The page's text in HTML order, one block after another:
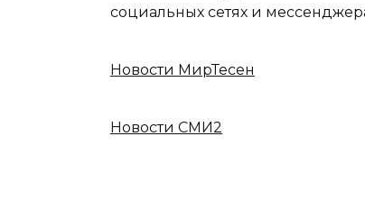
социальных сетях и
Новости МирТесен
Новости СМИ2